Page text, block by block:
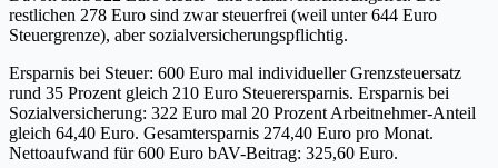
restlichen 278 Euro sind zwar steuerfrei (weil unter 644 Euro
Steuergrenze), aber sozialversicherungspflichtig.
Ersparnis bei Steuer: 600 Euro mal individueller Grenzsteuersatz
rund 35 Prozent gleich 210 Euro Steuerersparnis. Ersparnis bei
Sozialversicherung: 322 Euro mal 20 Prozent Arbeitnehmer-Anteil
gleich 64,40 Euro. Gesamtersparnis 274,40 Euro pro Monat.
Nettoaufwand für 600 Euro bAV-Beitrag: 325,60 Euro.